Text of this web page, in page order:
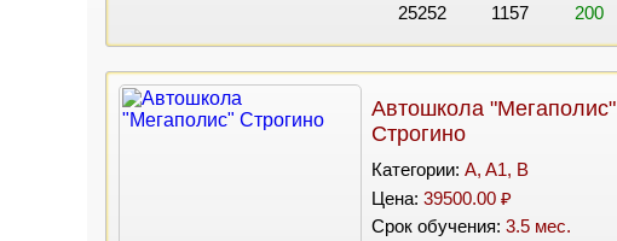
25252
1157 200
Автошкола "Мегаполис"
Строгино
Категории: A, A1, B
Цена: 39500.00 ₽
Срок обучения: 3.5 мес.